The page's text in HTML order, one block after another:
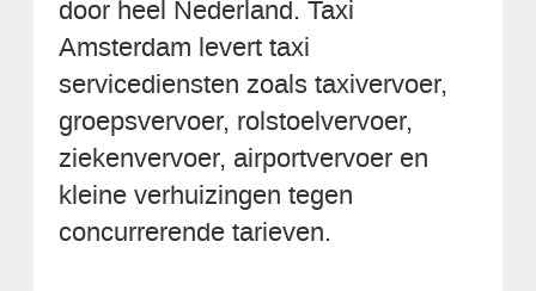
door heel Nederland. Taxi
Amsterdam levert taxi
servicediensten zoals taxivervoer,
groepsvervoer, rolstoelvervoer,
ziekenvervoer, airportvervoer en
kleine verhuizingen tegen
concurrerende tarieven.